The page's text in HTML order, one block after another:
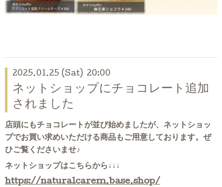
2025.01.25 (Sat) 20:00
ネットショップにチョコレート追加
されました
店頭にもチョコレートが並び始めましたが、ネットショッ
プでお買い求めいただける商品もご用意しております。ぜ
ひご覧くださいませ♪
ネットショップはこちらから↓↓↓
https://naturalcarem.base.shop/